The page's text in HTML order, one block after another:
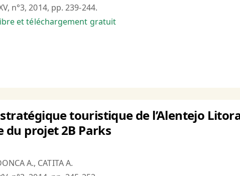
n°3, 2014, pp. 239-244.
et téléchargement gratuit
touristique de l’Alentejo
projet 2B Parks
A., CATITA A.